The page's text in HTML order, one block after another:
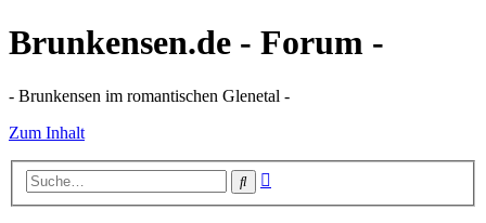
Brunkensen.de - Forum -
- Brunkensen im romantischen Glenetal -
Zum Inhalt
Suche